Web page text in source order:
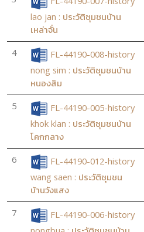
lao jan : ประวัติชุมชนบ้าน
เหล่าจั่น
4
FL-44190-008-history
nong sim : ประวัติชุมชนบ้าน
หนองสิม
5
FL-44190-005-history
khok klan : ประวัติชุมชนบ้าน
โคกกลาง
6
FL-44190-012-history
wang saen : ประวัติชุมชน
บ้านวังแสง
7
FL-44190-006-history